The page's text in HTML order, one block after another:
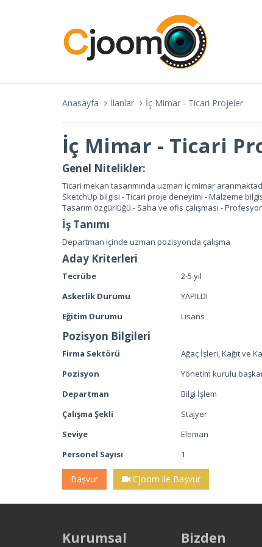
Anasayfa İlanlar İç Mimar - Ticari Projeler
İç Mimar - Ticari
Genel Nitelikler:
Ticari mekan tasarımında uzman iç mimar
SketchUp bilgisi - Ticari proje deneyimi - Malzeme
Tasarım özgürlüğü - Saha ve ofis çalışması -
İş Tanımı
Departman içinde uzman pozisyonda çalışma
Aday Kriterleri
Tecrübe
2-5 yıl
Askerlik Durumu
YAPILDI
Eğitim Durumu
Lisans
Pozisyon Bilgileri
Firma Sektörü
Ağaç İşleri, Kağıt ve
Pozisyon
Yönetim kurulu
Departman
Bilgi İşlem
Çalışma Şekli
Stajyer
Seviye
Eleman
Personel Sayısı
1
Başvur Cjoom ile Başvur
Kurumsal Bizden